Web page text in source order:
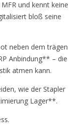
und kennt keine
bloß seine
neben dem trägen
Anbindung** – die
atmen kann.
wie der Stapler
Lager**.